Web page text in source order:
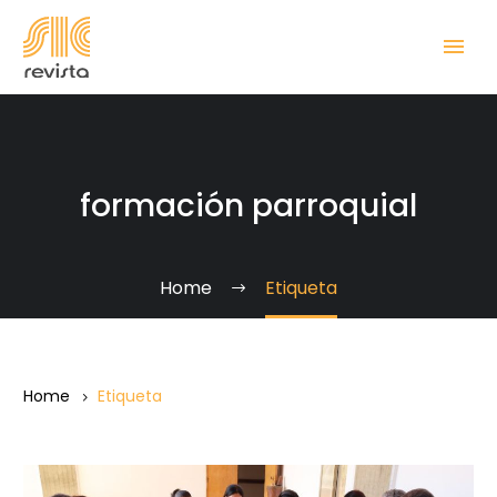
formación parroquial
Home Etiqueta
Home Etiqueta
Nuevo